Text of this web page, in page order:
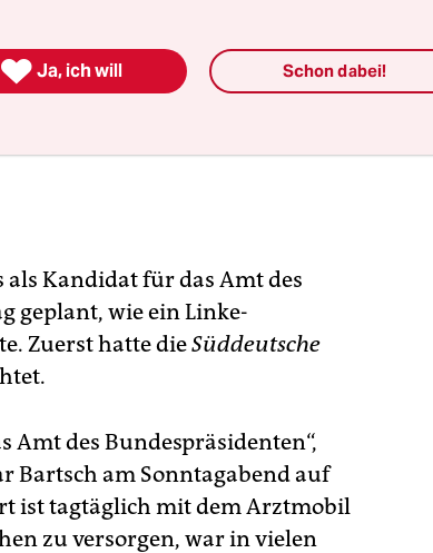
Kandidat für das Amt des
geplant, wie ein Linke-
Zuerst hatte dieSüddeutsche
Amt des Bundespräsidenten“,
Bartsch am Sonntagabend auf
ist tagtäglich mit dem Arztmobil
zu versorgen, war in vielen
 Ja, ich will Schon dabei!